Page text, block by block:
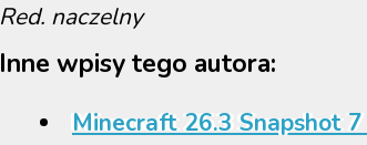
Red. naczelny
Inne wpisy tego autora:
Minecraft 26.3 Snapshot